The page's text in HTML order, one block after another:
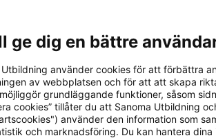
ge dig en bättre
Utbildning använder cookies för att förbättra
av webbplatsen och för att att skapa
grundläggande funktioner, såsom
cookies” tillåter du att Sanoma Utbildning
använder den information som
och marknadsföring. Du kan hantera dina